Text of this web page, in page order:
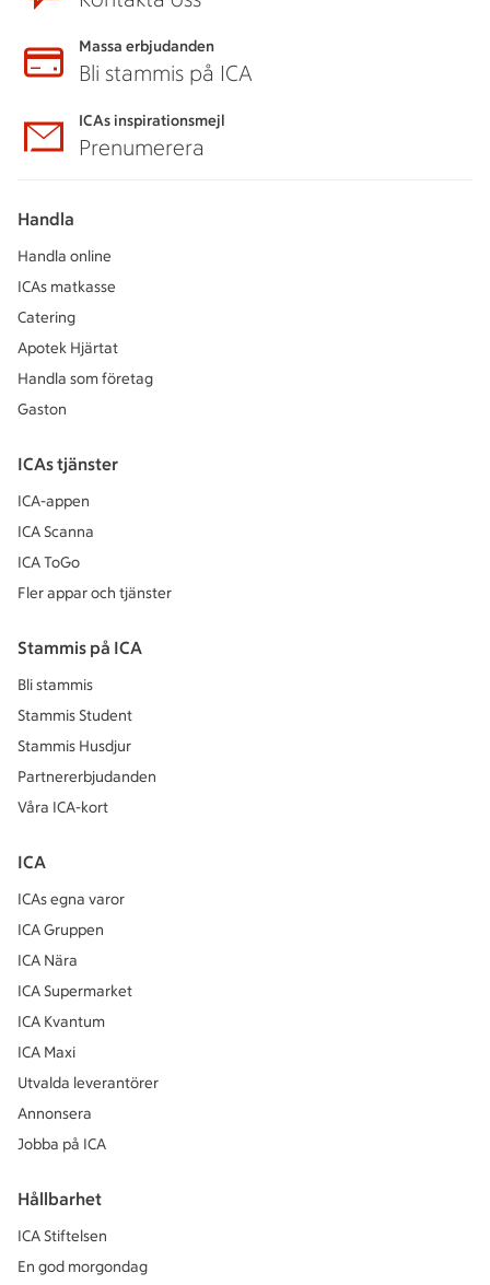
Massa erbjudanden
Bli stammis på ICA
ICAs inspirationsmejl
Prenumerera
Handla
Handla online
ICAs matkasse
Catering
Apotek Hjärtat
Handla som företag
Gaston
ICAs tjänster
ICA-appen
ICA Scanna
ICA ToGo
Fler appar och tjänster
Stammis på ICA
Bli stammis
Stammis Student
Stammis Husdjur
Partnererbjudanden
Våra ICA-kort
ICA
ICAs egna varor
ICA Gruppen
ICA Nära
ICA Supermarket
ICA Kvantum
ICA Maxi
Utvalda leverantörer
Annonsera
Jobba på ICA
Hållbarhet
ICA Stiftelsen
En god morgondag